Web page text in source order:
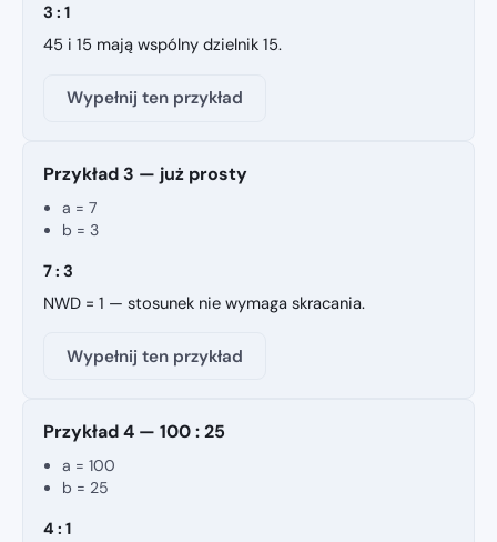
3 : 1
45 i 15 mają wspólny dzielnik 15.
Wypełnij ten przykład
Przykład 3 — już prosty
a = 7
b = 3
7 : 3
NWD = 1 — stosunek nie wymaga skracania.
Wypełnij ten przykład
Przykład 4 — 100 : 25
a = 100
b = 25
4 : 1